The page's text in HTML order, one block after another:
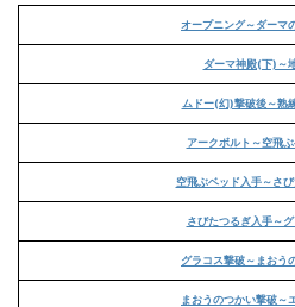
オープニング～ダーマ
ダーマ神殿(下)～
ムドー(幻)撃破後～熟
アークボルト～空飛
空飛ぶベッド入手～さ
さびたつるぎ入手～
グラコス撃破～まおう
まおうのつかい撃破～